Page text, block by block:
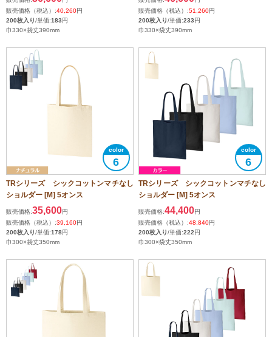
販売価格（税込）:40,260円
200枚入り/単価:183円
巾330×袋丈390mm
販売価格（税込）:51,260円
200枚入り/単価:233円
巾330×袋丈390mm
6
TRシリーズ シックコットンマチなし
ショルダー [M] 5オンス
販売価格:35,600円
販売価格（税込）:39,160円
200枚入り/単価:178円
巾300×袋丈350mm
6
TRシリーズ シックコットンマチなし
ショルダー [M] 5オンス
販売価格:44,400円
販売価格（税込）:48,840円
200枚入り/単価:222円
巾300×袋丈350mm